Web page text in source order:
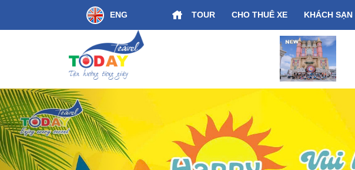
ENG TOUR CHO THUÊ XE KHÁCH SẠN
ĐÃI] Chưa Từng Có “Một tấm vé, 03 ngày trải
Previous